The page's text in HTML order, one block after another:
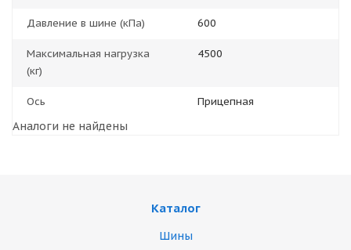
Давление в шине (кПа) 600
Максимальная нагрузка
(кг)
4500
Ось Прицепная
Аналоги не найдены
Каталог
Шины